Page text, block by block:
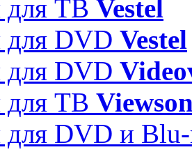
для ТВ Vestel
DVD Vestel
DVD
для ТВ
для DVD и